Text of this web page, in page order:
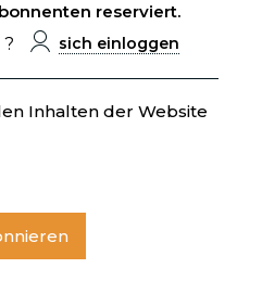
reserviert.
sich einloggen
Inhalten der Website